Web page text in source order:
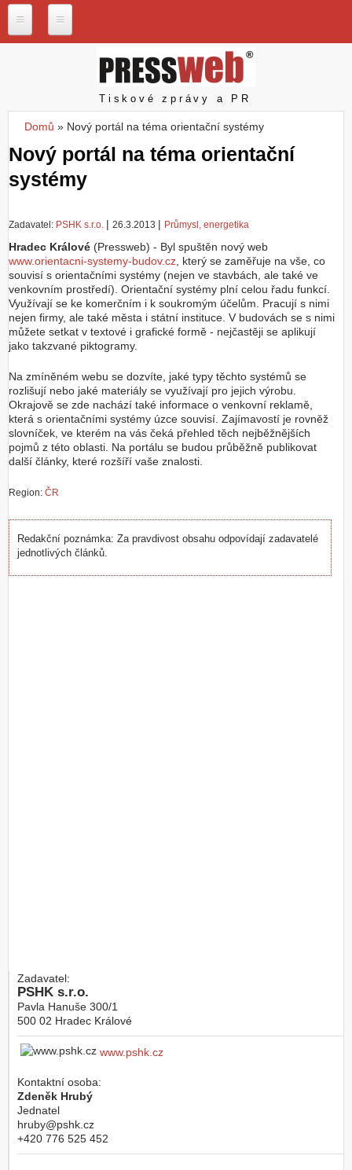
P
e
b
.
c
z
N
š
e
s
l
u
ž
b
y
Z
a
l
o
ž
i
t
č
t
Pressweb
Tiskové zprávy a PR
Jste zde
Domů » Nový portál na téma orientační systémy
Nový portál na téma orientační
systémy
Zadavatel: PSHK s.r.o. | 26.3.2013 | Průmysl, energetika
Hradec Králové (Pressweb) - Byl spuštěn nový web
www.orientacni-systemy-budov.cz , který se zaměřuje na vše, co
souvisí s orientačními systémy (nejen ve stavbách, ale také ve
venkovním prostředí). Orientační systémy plní celou řadu funkcí.
Využívají se ke komerčním i k soukromým účelům. Pracují s nimi
nejen firmy, ale také města i státní instituce. V budovách se s nimi
můžete setkat v textové i grafické formě - nejčastěji se aplikují
jako takzvané piktogramy.
Na zmíněném webu se dozvíte, jaké typy těchto systémů se
rozlišují nebo jaké materiály se využívají pro jejich výrobu.
Okrajově se zde nachází také informace o venkovní reklamě,
která s orientačními systémy úzce souvisí. Zajímavostí je rovněž
slovníček, ve kterém na vás čeká přehled těch nejběžnějších
pojmů z této oblasti. Na portálu se budou průběžně publikovat
další články, které rozšíří vaše znalosti.
Region: ČR
Redakční poznámka: Za pravdivost obsahu odpovídají zadavatelé
jednotlivých článků.
Zadavatel:
PSHK s.r.o.
Pavla Hanuše 300/1
500 02 Hradec Králové
www.pshk.cz
Kontaktní osoba:
Zdeněk Hrubý
Jednatel
hruby@pshk.cz
+420 776 525 452